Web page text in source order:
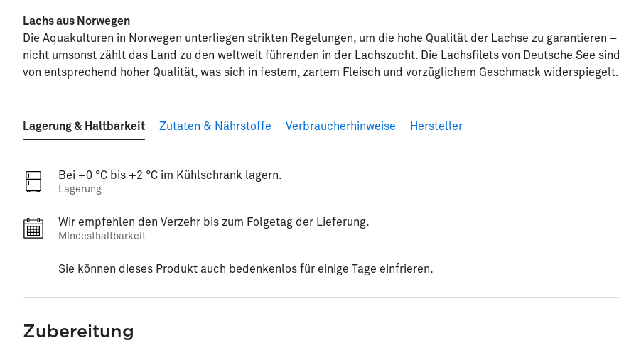
Lachs aus Norwegen
Die Aquakulturen in Norwegen unterliegen strikten Regelungen, um die hohe Qualität der Lachse zu garantieren –
nicht umsonst zählt das Land zu den weltweit führenden in der Lachszucht. Die Lachsfilets von Deutsche See sind
von entsprechend hoher Qualität, was sich in festem, zartem Fleisch und vorzüglichem Geschmack widerspiegelt.
Lagerung & Haltbarkeit Zutaten & Nährstoffe Verbraucherhinweise Hersteller
Bei +0 °C bis +2 °C im Kühlschrank lagern.
Lagerung
Wir empfehlen den Verzehr bis zum Folgetag der Lieferung.
Mindesthaltbarkeit
Sie können dieses Produkt auch bedenkenlos für einige Tage einfrieren.
Zubereitung